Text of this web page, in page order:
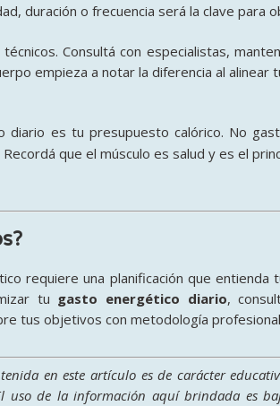
duración o frecuencia será la clave
Consultá con especialistas,
empieza a notar la diferencia al
es tu presupuesto calórico. No
que el músculo es salud y es el
requiere una planificación que entienda
tu gasto energético diario,
tus objetivos con metodología
en este artículo es de carácter
uso de la información aquí brindada es